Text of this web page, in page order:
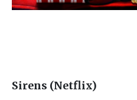
Sirens (Netflix)